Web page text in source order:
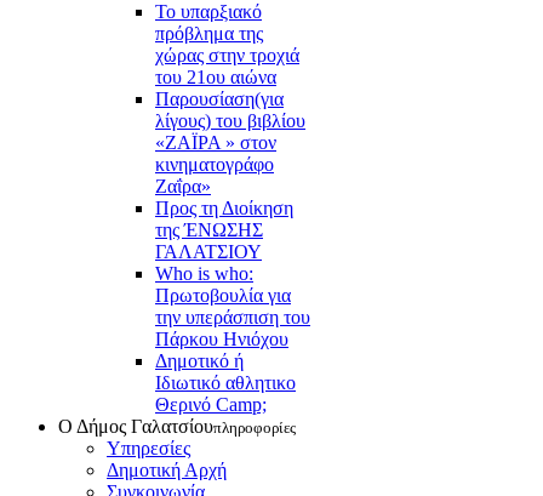
Το υπαρξιακό
πρόβλημα της
χώρας στην τροχιά
του 21ου αιώνα
Παρουσίαση(για
λίγους) του βιβλίου
«ΖΑΪΡΑ » στον
κινηματογράφο
Ζαΐρα»
Προς τη Διοίκηση
της ΈΝΩΣΗΣ
ΓΑΛΑΤΣΙΟΥ
Who is who:
Πρωτοβουλία για
την υπεράσπιση του
Πάρκου Ηνιόχου
Δημοτικό ή
Ιδιωτικό αθλητικο
Θερινό Camp;
Ο Δήμος Γαλατσίουπληροφορίες
Υπηρεσίες
Δημοτική Αρχή